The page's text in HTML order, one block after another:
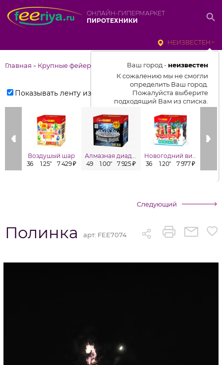
ОНЛАЙН-ГИПЕРМАРКЕТ
ПИРОТЕХНИКИ
НЕИЗВЕСТЕН
Ваш город - неизвестен
К сожалению мы не смогли
определить Ваш город.
Пожалуйста выберите
подходящий Вам из списка.
Выбрать город
От выбранного города зависит
цены, наличие и условия
доставки
Главная > Крупные фейерверки
Показывать ленту изделий
Воздушый шар
36
1.25" 7 429 ₽
Алмазная диадема
49
1.00" 7 925 ₽
Новогодний винегрет
36
1.20" 7 977 ₽
Следующий
Полинка арт: FEE7074